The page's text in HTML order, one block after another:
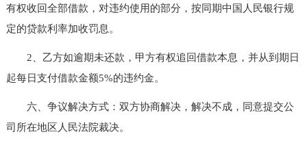
有权收回全部借款，对违约使用的部分，按同期中国人民银行规
定的贷款利率加收罚息。
2、乙方如逾期未还款，甲方有权追回借款本息，并从到期日
起每日支付借款金额5%的违约金。
六、争议解决方式：双方协商解决，解决不成，同意提交公
司所在地区人民法院裁决。